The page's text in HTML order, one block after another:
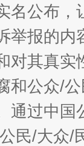
名公布
举报的
对其真实
和公众/
通过中
民/大众/